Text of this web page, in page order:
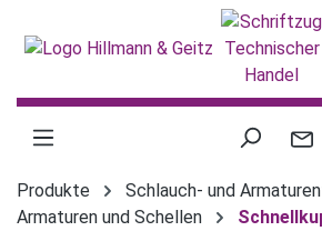
Produkte
Schlauch- und
Armaturen und Schellen